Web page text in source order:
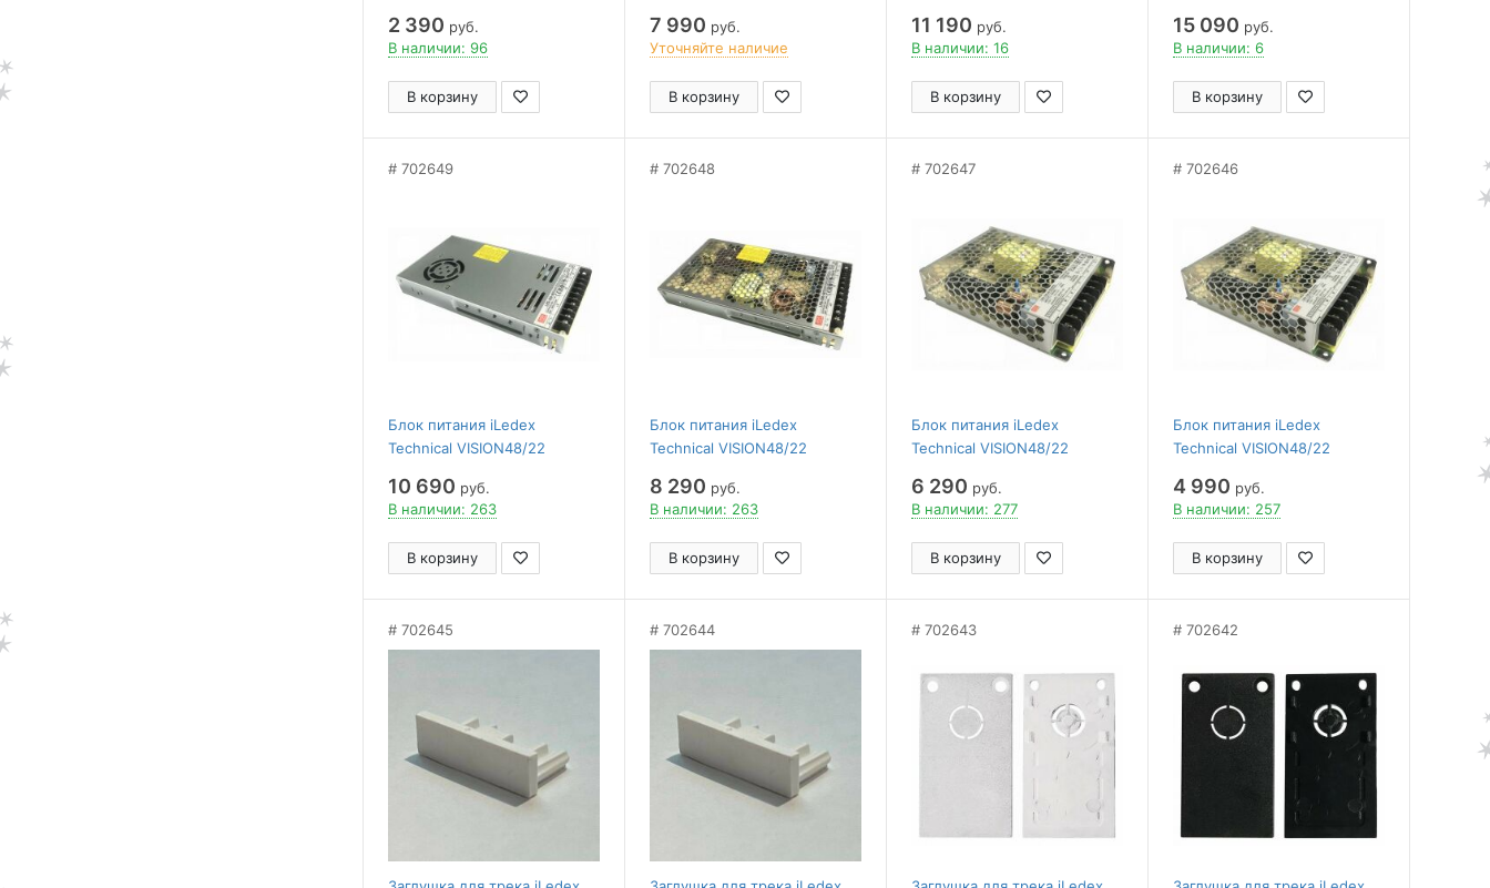
2 390 руб.
В наличии: 96
В корзину
7 990 руб.
Уточняйте наличие
В корзину
110DG-BK
11 190 руб.
В наличии: 16
В корзину
38DG-WH
15 090 руб.
В наличии: 6
В корзину
702649
Блок питания iLedex
Technical VISION48/22
10 690 руб.
В наличии: 263
В корзину
702648
Блок питания iLedex
Technical VISION48/22
8 290 руб.
В наличии: 263
В корзину
702647
Блок питания iLedex
Technical VISION48/22
6 290 руб.
В наличии: 277
В корзину
702646
Блок питания iLedex
Technical VISION48/22
4 990 руб.
В наличии: 257
В корзину
702645 702644 702643 702642